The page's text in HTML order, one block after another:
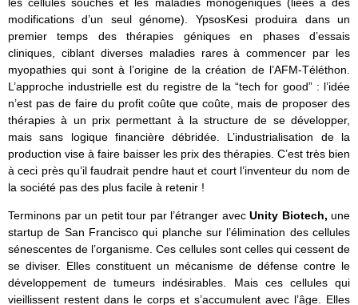
modifications d’un seul génome). YpsosKesi produira dans un
premier temps des thérapies géniques en phases d’essais
cliniques, ciblant diverses maladies rares à commencer par les
myopathies qui sont à l’origine de la création de l’AFM-Téléthon.
L’approche industrielle est du registre de la “tech for good” : l’idée
n’est pas de faire du profit coûte que coûte, mais de proposer des
thérapies à un prix permettant à la structure de se développer,
mais sans logique financière débridée. L’industrialisation de la
production vise à faire baisser les prix des thérapies. C’est très bien
à ceci près qu’il faudrait pendre haut et court l’inventeur du nom de
la société pas des plus facile à retenir !
Terminons par un petit tour par l’étranger avec Unity Biotech, une
startup de San Francisco qui planche sur l’élimination des cellules
sénescentes de l’organisme. Ces cellules sont celles qui cessent de
se diviser. Elles constituent un mécanisme de défense contre le
développement de tumeurs indésirables. Mais ces cellules qui
vieillissent restent dans le corps et s’accumulent avec l’âge. Elles